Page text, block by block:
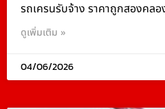
รถเครนรับจ้าง ราคาถูกสองคลอ
ดูเพิ่มเติม »
04/06/2026